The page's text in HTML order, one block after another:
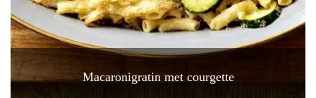
Macaronigratin met courgette